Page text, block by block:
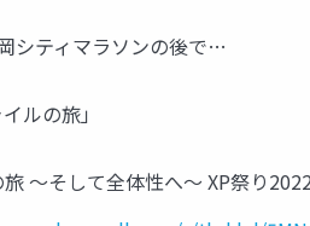
シティマラソンの後で…
ルの旅」
旅 〜そして全体性へ〜 XP祭り